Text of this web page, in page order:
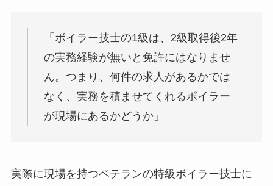
「ボイラー技士の1級は、2級取得後2年
の実務経験が無いと免許にはなりませ
ん。つまり、何件の求人があるかでは
なく、実務を積ませてくれるボイラー
が現場にあるかどうか」
実際に現場を持つベテランの特級ボイラー技士に